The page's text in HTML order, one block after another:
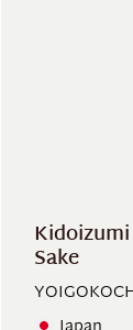
Sake